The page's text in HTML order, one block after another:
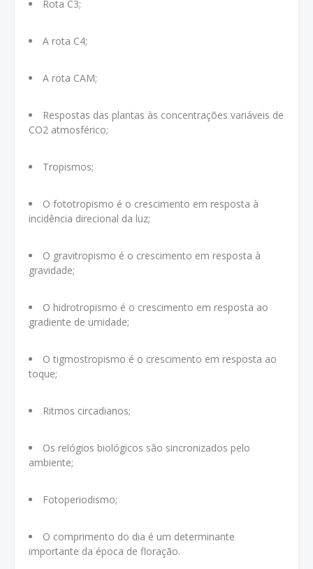
Rota C3;
A rota C4;
A rota CAM;
Respostas das plantas às concentrações variáveis de
CO2 atmosférico;
Tropismos;
O fototropismo é o crescimento em resposta à
incidência direcional da luz;
O gravitropismo é o crescimento em resposta à
gravidade;
O hidrotropismo é o crescimento em resposta ao
gradiente de umidade;
O tigmostropismo é o crescimento em resposta ao
toque;
Ritmos circadianos;
Os relógios biológicos são sincronizados pelo
ambiente;
Fotoperiodismo;
O comprimento do dia é um determinante
importante da época de floração.